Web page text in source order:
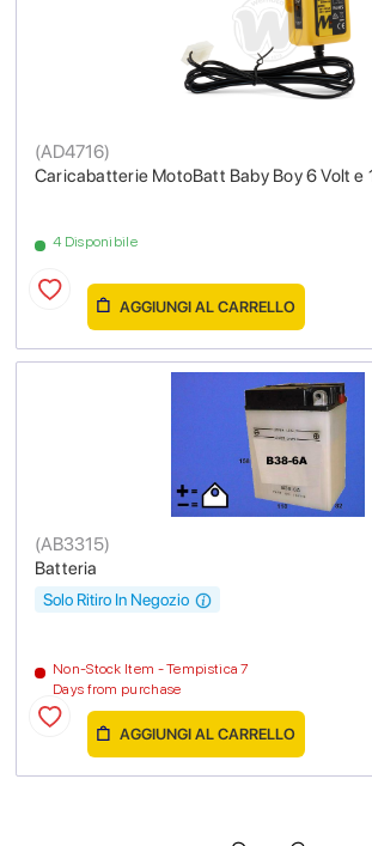
Caricabatterie MotoBatt Baby Boy 6 Volt e
(AD4716)
4 Disponibile
AGGIUNGI AL CARRELLO
Batteria
(AB3315)
Non-Stock Item - Tempistica 7
Days from purchase
Solo Ritiro In Negozio
AGGIUNGI AL CARRELLO